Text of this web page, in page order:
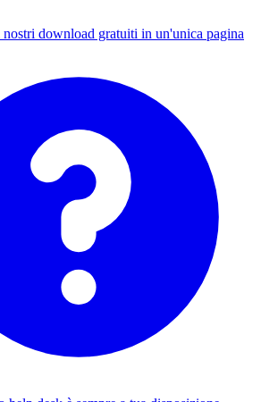
download gratuiti in un'unica pagina